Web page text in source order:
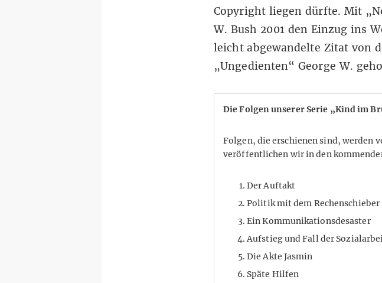
Copyright liegen dürfte. Mit
W. Bush 2001 den Einzug ins
leicht abgewandelte Zitat von
„Ungedienten“ George W.
Die Folgen unserer Serie „Kind im
Folgen, die erschienen sind, werden
veröffentlichen wir in den
Der Auftakt
Politik mit dem Rechenschieber
Ein Kommunikationsdesaster
Aufstieg und Fall der
Die Akte Jasmin
Späte Hilfen